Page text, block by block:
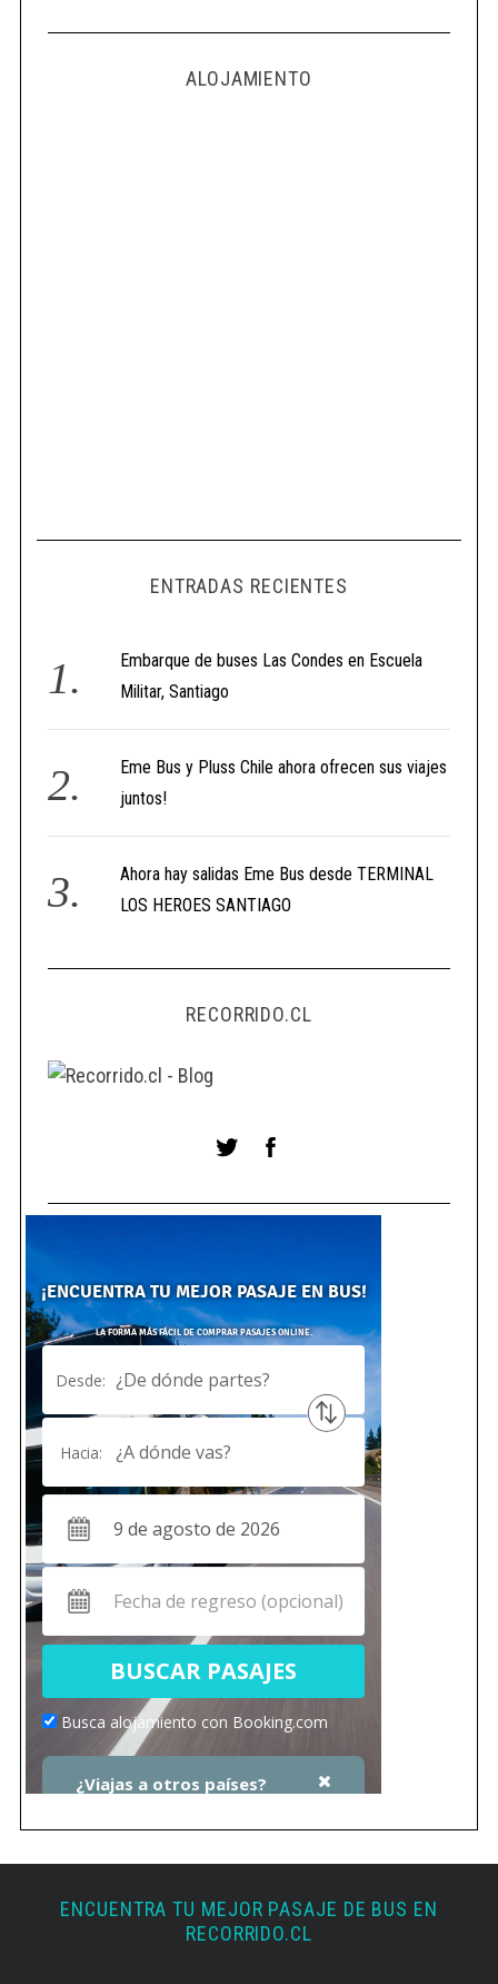
ALOJAMIENTO
ENTRADAS RECIENTES
Embarque de buses Las Condes en Escuela
Militar, Santiago
Eme Bus y Pluss Chile ahora ofrecen sus viajes
juntos!
Ahora hay salidas Eme Bus desde TERMINAL
LOS HEROES SANTIAGO
RECORRIDO.CL
ENCUENTRA TU MEJOR PASAJE DE BUS EN
RECORRIDO.CL